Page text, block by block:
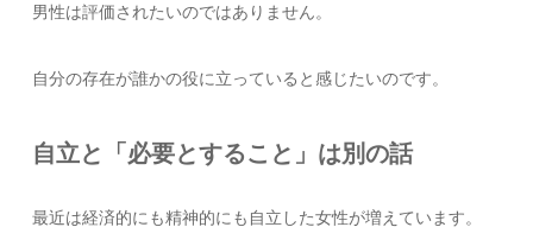
男性は評価されたいのではありません。
自分の存在が誰かの役に立っていると感じたいのです。
自立と「必要とすること」は別の話
最近は経済的にも精神的にも自立した女性が増えています。